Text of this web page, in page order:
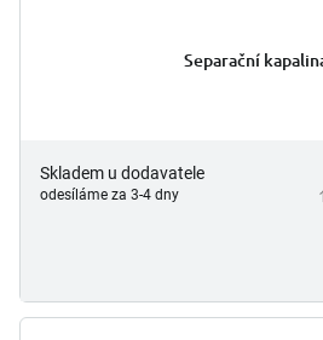
Separační
Skladem u dodavatele
odesíláme za 3-4 dny